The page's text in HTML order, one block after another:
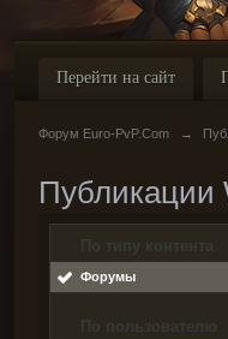
Перейти на сайт
Форум Euro-PvP.Com →
Публикации
По типу контента
Форумы
По пользователю